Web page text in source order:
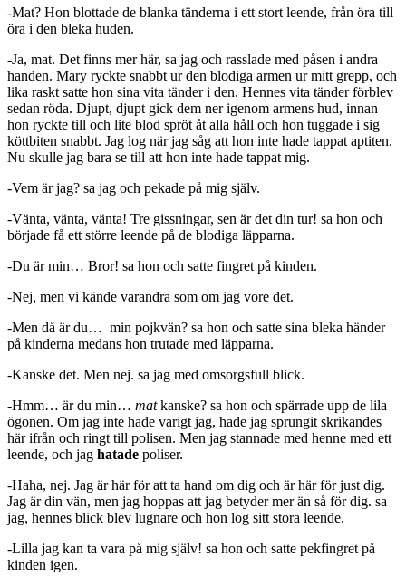
-Mat? Hon blottade de blanka tänderna i ett stort leende, från öra till
öra i den bleka huden.
-Ja, mat. Det finns mer här, sa jag och rasslade med påsen i andra
handen. Mary ryckte snabbt ur den blodiga armen ur mitt grepp, och
lika raskt satte hon sina vita tänder i den. Hennes vita tänder förblev
sedan röda. Djupt, djupt gick dem ner igenom armens hud, innan
hon ryckte till och lite blod spröt åt alla håll och hon tuggade i sig
köttbiten snabbt. Jag log när jag såg att hon inte hade tappat aptiten.
Nu skulle jag bara se till att hon inte hade tappat mig.
-Vem är jag? sa jag och pekade på mig själv.
-Vänta, vänta, vänta! Tre gissningar, sen är det din tur! sa hon och
började få ett större leende på de blodiga läpparna.
-Du är min… Bror! sa hon och satte fingret på kinden.
-Nej, men vi kände varandra som om jag vore det.
-Men då är du… min pojkvän? sa hon och satte sina bleka händer
på kinderna medans hon trutade med läpparna.
-Kanske det. Men nej. sa jag med omsorgsfull blick.
-Hmm… är du min… matkanske? sa hon och spärrade upp de lila
ögonen. Om jag inte hade varigt jag, hade jag sprungit skrikandes
här ifrån och ringt till polisen. Men jag stannade med henne med ett
leende, och jag hatade poliser.
-Haha, nej. Jag är här för att ta hand om dig och är här för just dig.
Jag är din vän, men jag hoppas att jag betyder mer än så för dig. sa
jag, hennes blick blev lugnare och hon log sitt stora leende.
-Lilla jag kan ta vara på mig själv! sa hon och satte pekfingret på
kinden igen.